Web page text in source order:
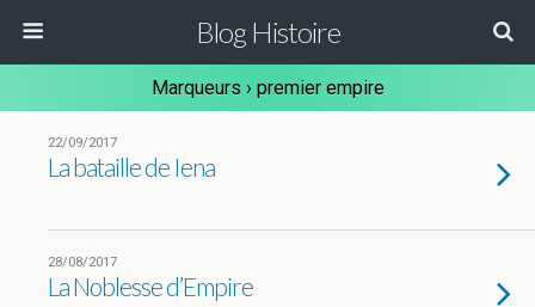
Blog Histoire
Marqueurs › premier empire
22/09/2017
La bataille de Iena
28/08/2017
La Noblesse d’Empire